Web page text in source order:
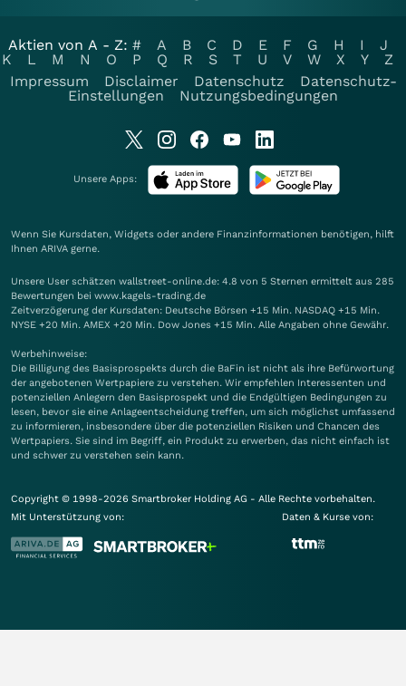
Aktien von A - Z: # A B C D E F G H I
J
K
L M N O P Q R S T U V W X Y
Z
Impressum
Disclaimer Datenschutz
Datenschutz-
Einstellungen
Nutzungsbedingungen
Unsere Apps:
Wenn Sie Kursdaten, Widgets oder andere Finanzinformationen benötigen, hilft
Ihnen ARIVA gerne.
Unsere User schätzen wallstreet-online.de: 4.8 von 5 Sternen ermittelt aus 285
Bewertungen bei www.kagels-trading.de
Zeitverzögerung der Kursdaten: Deutsche Börsen +15 Min. NASDAQ +15 Min.
NYSE +20 Min. AMEX +20 Min. Dow Jones +15 Min. Alle Angaben ohne Gewähr.
Werbehinweise:
Die Billigung des Basisprospekts durch die BaFin ist nicht als ihre Befürwortung
der angebotenen Wertpapiere zu verstehen. Wir empfehlen Interessenten und
potenziellen Anlegern den Basisprospekt und die Endgültigen Bedingungen zu
lesen, bevor sie eine Anlageentscheidung treffen, um sich möglichst umfassend
zu informieren, insbesondere über die potenziellen Risiken und Chancen des
Wertpapiers. Sie sind im Begriff, ein Produkt zu erwerben, das nicht einfach ist
und schwer zu verstehen sein kann.
Copyright © 1998-2026 Smartbroker Holding AG - Alle Rechte vorbehalten.
Mit Unterstützung von:
Daten & Kurse von: